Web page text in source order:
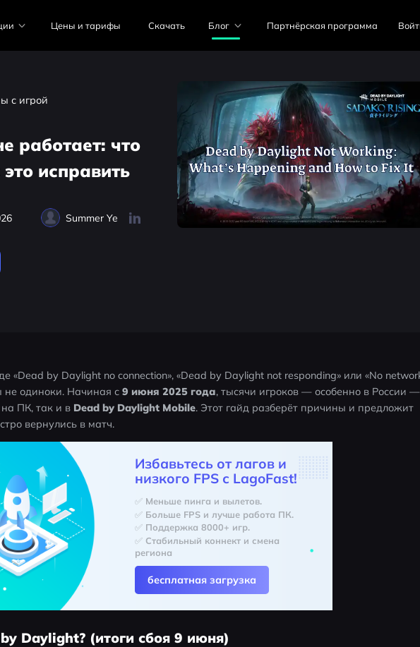
Цены и тарифы Скачать Блог Партнёрская программа
с игрой
работает: что
исправить
Summer Ye
«Dead by Daylight no connection», «Dead by Daylight not responding» или «No
не одиноки. Начиная с 9 июня 2025 года, тысячи игроков — особенно в России —
ПК, так и в Dead by Daylight Mobile. Этот гайд разберёт причины и предложит
вернулись в матч.
Избавьтесь от лагов и
низкого FPS с LagoFast!
✅ Меньше пинга и вылетов.
✅ Больше FPS и лучше работа ПК.
✅ Поддержка 8000+ игр.
✅ Стабильный коннект и смена
региона
бесплатная загрузка
Daylight? (итоги сбоя 9 июня)